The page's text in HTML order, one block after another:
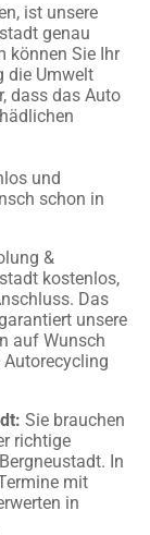
ist unsere
genau
können Sie Ihr
die Umwelt
dass das Auto
und
schon in
&
kostenlos,
Das
unsere
auf Wunsch
Sie brauchen
richtige
In
mit
in